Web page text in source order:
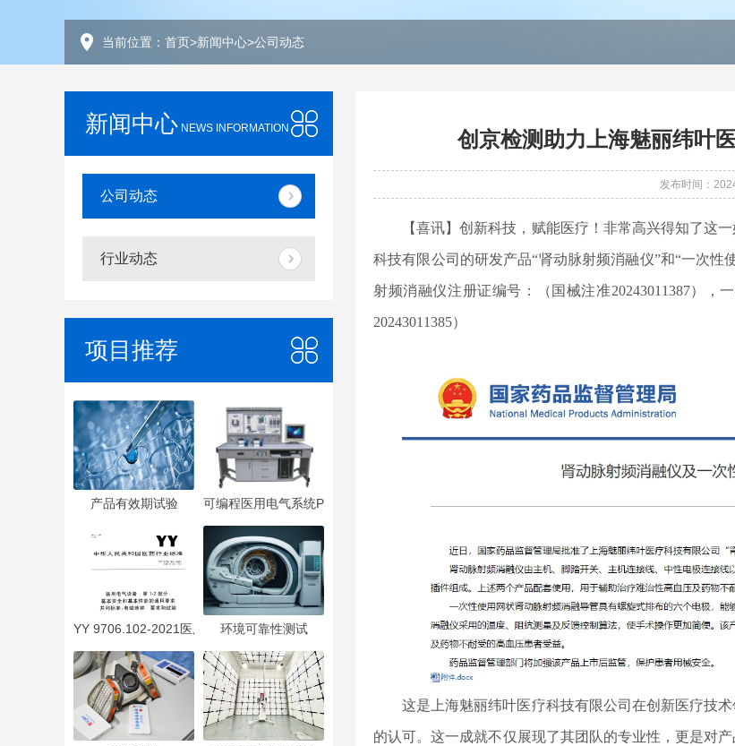
当前位置： 首页>新闻中心>公司动态
新闻中心 NEWS INFORMATION
公司动态
行业动态
项目推荐
产品有效期试验 可编程医用电气系统PEMS
YY 9706.102-2021医用电气设备 第1-2部分：基本安全和基本性能的通用要求 并列标准：···
环境可靠性测试
创京检测助力上海魅丽纬叶
发布时间：
【喜讯】创新科技，赋能医疗！非常高兴得知了这
科技有限公司的研发产品“肾动脉射频消融仪”和“一次
射频消融仪注册证编号： （ 国械注准20243011387） ，
20243011385）
这是上海魅丽纬叶医疗科技有限公司在创新医疗技
的认可。这一成就不仅展现了其团队的专业性，更是对